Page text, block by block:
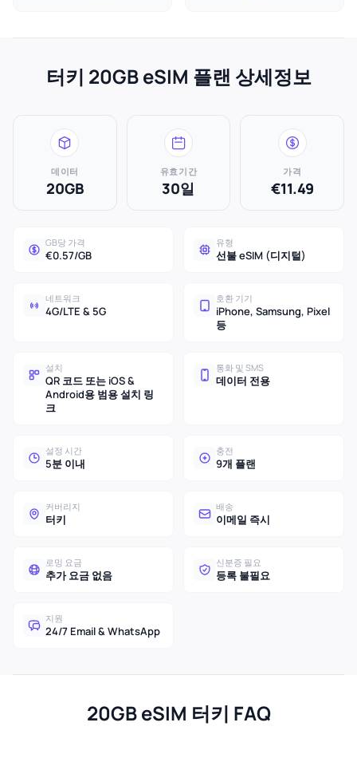
터키 20GB eSIM 플랜 상세정보
데이터
20GB
유효기간
30일
가격
€11.49
GB당 가격
€0.57/GB
유형
선불 eSIM (디지털)
네트워크
4G/LTE & 5G
호환 기기
iPhone, Samsung, Pixel
등
설치
QR 코드 또는 iOS &
Android용 범용 설치 링
크
통화 및 SMS
데이터 전용
설정 시간
5분 이내
충전
9개 플랜
커버리지
터키
배송
이메일 즉시
로밍 요금
추가 요금 없음
신분증 필요
등록 불필요
지원
24/7 Email & WhatsApp
20GB eSIM 터키 FAQ